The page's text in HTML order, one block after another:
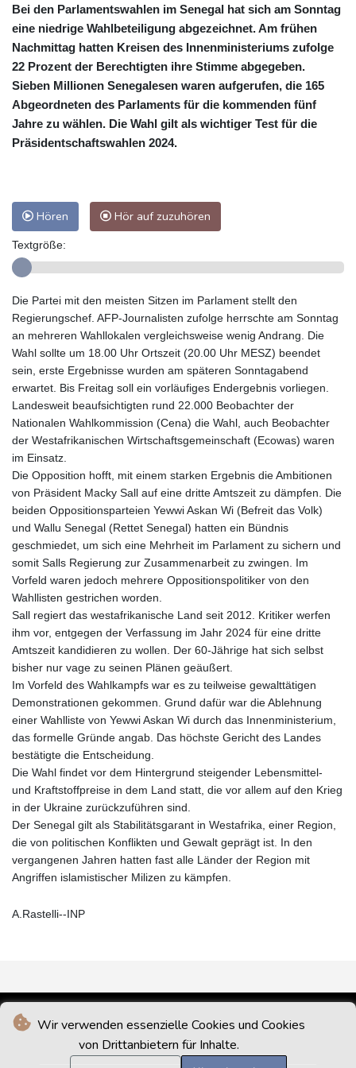
Wir verwenden essenzielle Cookies und Cookies
von Drittanbietern für Inhalte.
Bei den Parlamentswahlen im Senegal hat sich am Sonntag
eine niedrige Wahlbeteiligung abgezeichnet. Am frühen
Nachmittag hatten Kreisen des Innenministeriums zufolge
22 Prozent der Berechtigten ihre Stimme abgegeben.
Sieben Millionen Senegalesen waren aufgerufen, die 165
Abgeordneten des Parlaments für die kommenden fünf
Jahre zu wählen. Die Wahl gilt als wichtiger Test für die
Präsidentschaftswahlen 2024.
Hören Hör auf zuzuhören
Textgröße:
Die Partei mit den meisten Sitzen im Parlament stellt den
Regierungschef. AFP-Journalisten zufolge herrschte am Sonntag
an mehreren Wahllokalen vergleichsweise wenig Andrang. Die
Wahl sollte um 18.00 Uhr Ortszeit (20.00 Uhr MESZ) beendet
sein, erste Ergebnisse wurden am späteren Sonntagabend
erwartet. Bis Freitag soll ein vorläufiges Endergebnis vorliegen.
Landesweit beaufsichtigten rund 22.000 Beobachter der
Nationalen Wahlkommission (Cena) die Wahl, auch Beobachter
der Westafrikanischen Wirtschaftsgemeinschaft (Ecowas) waren
im Einsatz.
Die Opposition hofft, mit einem starken Ergebnis die Ambitionen
von Präsident Macky Sall auf eine dritte Amtszeit zu dämpfen. Die
beiden Oppositionsparteien Yewwi Askan Wi (Befreit das Volk)
und Wallu Senegal (Rettet Senegal) hatten ein Bündnis
geschmiedet, um sich eine Mehrheit im Parlament zu sichern und
somit Salls Regierung zur Zusammenarbeit zu zwingen. Im
Vorfeld waren jedoch mehrere Oppositionspolitiker von den
Wahllisten gestrichen worden.
Sall regiert das westafrikanische Land seit 2012. Kritiker werfen
ihm vor, entgegen der Verfassung im Jahr 2024 für eine dritte
Amtszeit kandidieren zu wollen. Der 60-Jährige hat sich selbst
bisher nur vage zu seinen Plänen geäußert.
Im Vorfeld des Wahlkampfs war es zu teilweise gewalttätigen
Demonstrationen gekommen. Grund dafür war die Ablehnung
einer Wahlliste von Yewwi Askan Wi durch das Innenministerium,
das formelle Gründe angab. Das höchste Gericht des Landes
bestätigte die Entscheidung.
Die Wahl findet vor dem Hintergrund steigender Lebensmittel-
und Kraftstoffpreise in dem Land statt, die vor allem auf den Krieg
in der Ukraine zurückzuführen sind.
Der Senegal gilt als Stabilitätsgarant in Westafrika, einer Region,
die von politischen Konflikten und Gewalt geprägt ist. In den
vergangenen Jahren hatten fast alle Länder der Region mit
Angriffen islamistischer Milizen zu kämpfen.
A.Rastelli--INP